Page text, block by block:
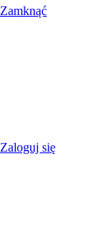
Zamknąć
Zaloguj się